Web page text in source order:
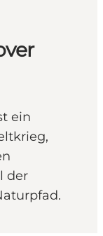
ein
der